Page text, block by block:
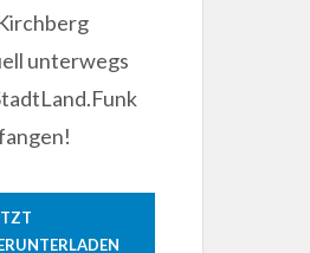
unterwegs